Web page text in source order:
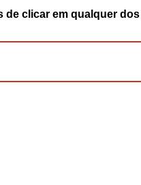
de clicar em qualquer